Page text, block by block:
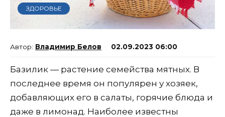
ЗДОРОВЬЕ
Владимир Белов 02.09.2023 06:00
Базилик — растение семейства мятных. В
последнее время он популярен у хозяек,
добавляющих его в салаты, горячие блюда и
даже в лимонад. Наиболее известны